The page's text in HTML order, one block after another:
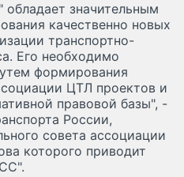
значительным
качественно новых
транспортно-
Его необходимо
формирования
ЦТЛ проектов и
правовой базы", -
России,
совета ассоциации
которого приводит